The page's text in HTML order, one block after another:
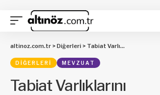
altinoz.com.tr > Diğerleri > Tabiat Varlıklarını Koruma Merkez Komisyonunun, Doğal Afet Anında Yapılacak İş ve İşlemlere Yönelik İlke Kararı (No: 138)
DIĞERLERI MEVZUAT
Tabiat Varlıklarını